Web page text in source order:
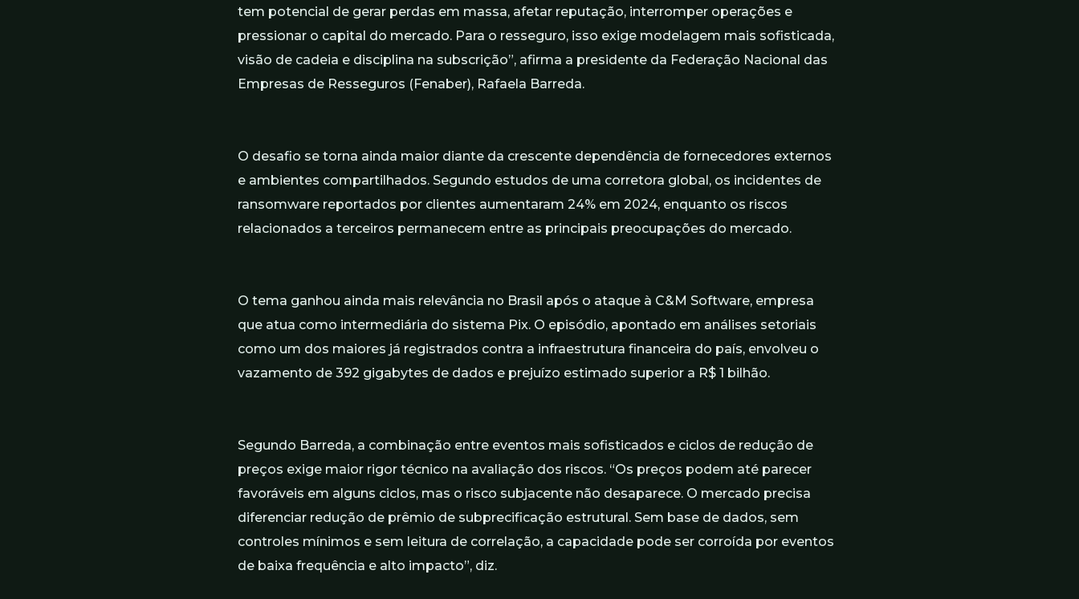
tem potencial de gerar perdas em massa, afetar reputação, interromper operações e
pressionar o capital do mercado. Para o resseguro, isso exige modelagem mais sofisticada,
visão de cadeia e disciplina na subscrição”, afirma a presidente da Federação Nacional das
Empresas de Resseguros (Fenaber), Rafaela Barreda.
O desafio se torna ainda maior diante da crescente dependência de fornecedores externos
e ambientes compartilhados. Segundo estudos de uma corretora global, os incidentes de
ransomware reportados por clientes aumentaram 24% em 2024, enquanto os riscos
relacionados a terceiros permanecem entre as principais preocupações do mercado.
O tema ganhou ainda mais relevância no Brasil após o ataque à C&M Software, empresa
que atua como intermediária do sistema Pix. O episódio, apontado em análises setoriais
como um dos maiores já registrados contra a infraestrutura financeira do país, envolveu o
vazamento de 392 gigabytes de dados e prejuízo estimado superior a R$ 1 bilhão.
Segundo Barreda, a combinação entre eventos mais sofisticados e ciclos de redução de
preços exige maior rigor técnico na avaliação dos riscos. “Os preços podem até parecer
favoráveis em alguns ciclos, mas o risco subjacente não desaparece. O mercado precisa
diferenciar redução de prêmio de subprecificação estrutural. Sem base de dados, sem
controles mínimos e sem leitura de correlação, a capacidade pode ser corroída por eventos
de baixa frequência e alto impacto”, diz.